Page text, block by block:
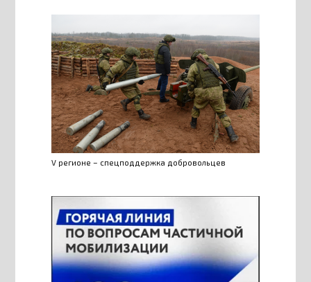
V регионе – спецподдержка добровольцев